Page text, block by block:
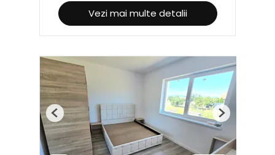
Vezi mai multe detalii
Previous Next